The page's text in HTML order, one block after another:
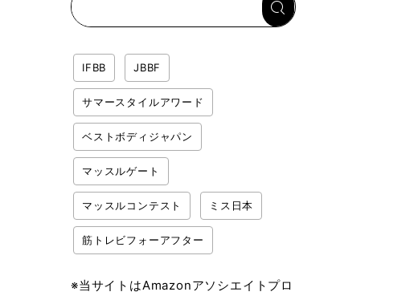
IFBB JBBF
サマースタイルアワード
ベストボディジャパン
マッスルゲート
マッスルコンテスト ミス日本
筋トレビフォーアフター
※当サイトはAmazonアソシエイトプロ